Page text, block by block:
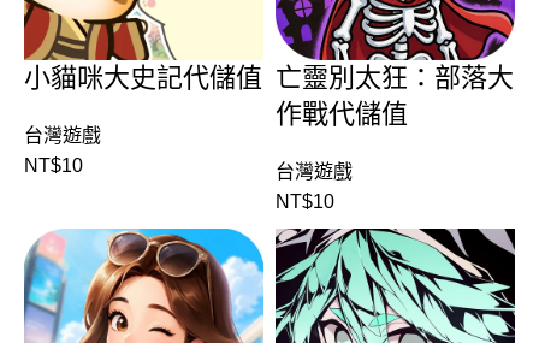
小貓咪大史記代儲值
台灣遊戲
NT$10
亡靈別太狂：部落大
作戰代儲值
台灣遊戲
NT$10